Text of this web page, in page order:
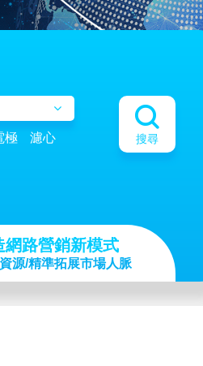
極
濾心
搜尋
網路營銷新模式
源/精準拓展市場人脈